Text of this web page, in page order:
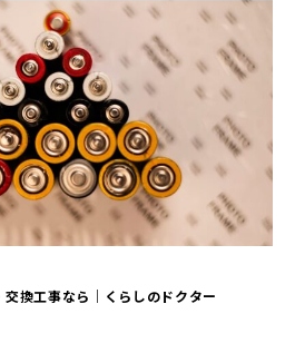
換工事なら｜くらしのドクター